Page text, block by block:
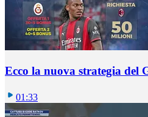
Ecco la nuova strategia del
01:33